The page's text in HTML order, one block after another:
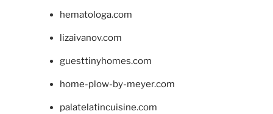
hematologa.com
lizaivanov.com
guesttinyhomes.com
home-plow-by-meyer.com
palatelatincuisine.com